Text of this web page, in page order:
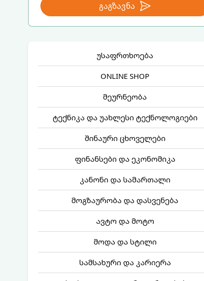
გაგზავნა
უსაფრთხოება
ONLINE SHOP
მეურნეობა
ტექნიკა და უახლესი ტექნოლოგიები
შინაური ცხოველები
ფინანსები და ეკონომიკა
კანონი და სამართალი
მოგზაურობა და დასვენება
ავტო და მოტო
მოდა და სტილი
სამსახური და კარიერა